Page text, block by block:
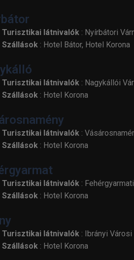
Turisztikai látnivalók : Nyírbátori
Szállások : Hotel Bátor, Hotel Korona
Turisztikai látnivalók : Nagykállói
Szállások : Hotel Korona
Turisztikai látnivalók :
Szállások : Hotel Korona
Turisztikai látnivalók :
Szállások : Hotel Korona
Turisztikai látnivalók : Ibrányi
Szállások : Hotel Korona